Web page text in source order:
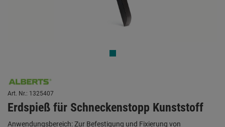
Art. Nr.: 1325407
Erdspieß für Schneckenstopp Kunststoff
Anwendungsbereich: Zur Befestigung und Fixierung von